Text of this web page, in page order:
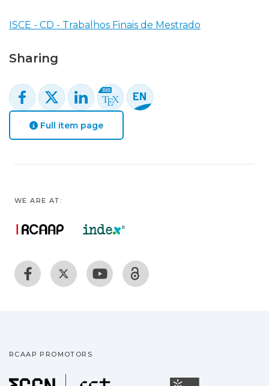
ISCE - CD - Trabalhos Finais de Mestrado
Sharing
Full item page
WE ARE AT:
RCAAP PROMOTORS
Fundação para a